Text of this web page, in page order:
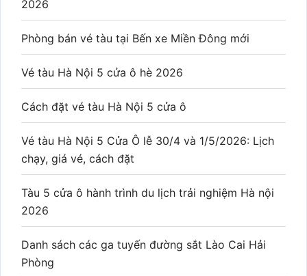
2026
Phòng bán vé tàu tại Bến xe Miền Đông mới
Vé tàu Hà Nội 5 cửa ô hè 2026
Cách đặt vé tàu Hà Nội 5 cửa ô
Vé tàu Hà Nội 5 Cửa Ô lễ 30/4 và 1/5/2026: Lịch
chạy, giá vé, cách đặt
Tàu 5 cửa ô hành trình du lịch trải nghiệm Hà nội
2026
Danh sách các ga tuyến đường sắt Lào Cai Hải
Phòng